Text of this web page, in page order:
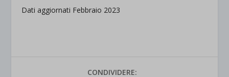
Dati aggiornati Febbraio 2023
CONDIVIDERE: